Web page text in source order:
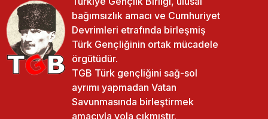
bağımsızlık amacı ve Cumhuriyet
Devrimleri etrafında birleşmiş
Türk Gençliğinin ortak mücadele
örgütüdür.
TGB Türk gençliğini sağ-sol
ayrımı yapmadan Vatan
Savunmasında birleştirmek
amacıyla yola çıkmıştır.